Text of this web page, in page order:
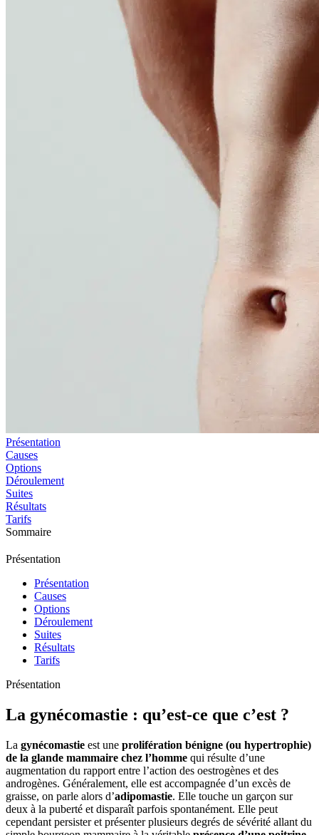
Présentation
Causes
Options
Déroulement
Suites
Résultats
Tarifs
Sommaire
Présentation
Présentation
Causes
Options
Déroulement
Suites
Résultats
Tarifs
Présentation
La gynécomastie : qu’est-ce que c’est ?
La gynécomastie est une prolifération bénigne (ou hypertrophie)
de la glande mammaire chez l’homme qui résulte d’une
augmentation du rapport entre l’action des oestrogènes et des
androgènes. Généralement, elle est accompagnée d’un excès de
graisse, on parle alors d’adipomastie. Elle touche un garçon sur
deux à la puberté et disparaît parfois spontanément. Elle peut
cependant persister et présenter plusieurs degrés de sévérité allant du